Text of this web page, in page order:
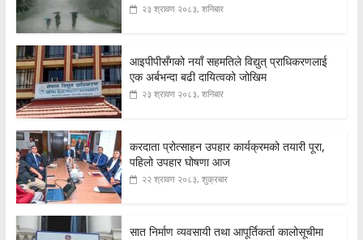
२३ श्रावण २०८३, शनिबार
आइपीपीसँगको नयाँ सहमतिले विद्युत् प्राधिकरणलाई
एक अर्बभन्दा बढी दायित्वको जोखिम
२३ श्रावण २०८३, शनिबार
करदाता प्रोत्साहन उपहार कार्यक्रमको तयारी पूरा,
पहिलो उपहार घोषणा आज
२२ श्रावण २०८३, शुक्रबार
सात निर्माण व्यवसायी तथा आपूर्तिकर्ता कालोसूचीमा